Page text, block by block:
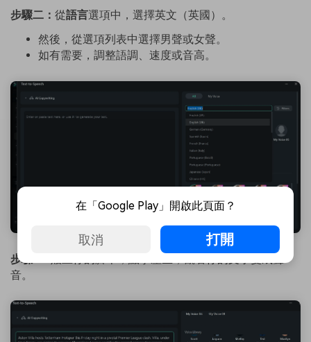
步驟二： 從語言選項中，選擇英文（英國）。
然後，從選項列表中選擇男聲或女聲。
如有需要，調整語調、速度或音高。
步驟3：
音。
在「Google Play」開啟此頁面？
取消 打開